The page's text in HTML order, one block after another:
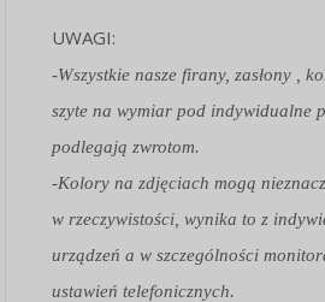
UWAGI:
-Wszystkie nasze firany, zasłony ,
szyte na wymiar pod indywidualne
podlegają zwrotom.
-Kolory na zdjęciach mogą
w rzeczywistości, wynika to z
urządzeń a w szczególności
ustawień telefonicznych.